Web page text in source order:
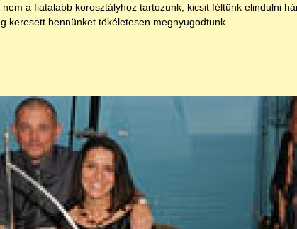
a fiatalabb korosztályhoz tartozunk, kicsit féltünk elindulni
keresett bennünket tökéletesen megnyugodtunk.